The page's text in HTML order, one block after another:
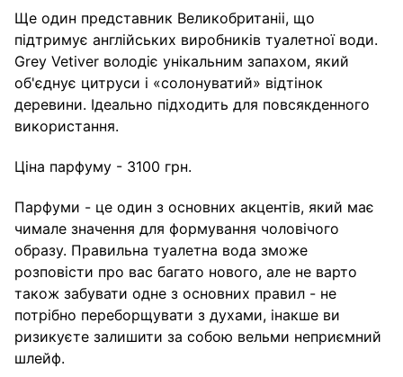
Ще один представник Великобританіі, що
підтримує англійських виробників туалетної води.
Grey Vetiver володіє унікальним запахом, який
об'єднує цитруси і «солонуватий» відтінок
деревини. Ідеально підходить для повсякденного
використання.
Ціна парфуму - 3100 грн.
Парфуми - це один з основних акцентів, який має
чимале значення для формування чоловічого
образу. Правильна туалетна вода зможе
розповісти про вас багато нового, але не варто
також забувати одне з основних правил - не
потрібно переборщувати з духами, інакше ви
ризикуєте залишити за собою вельми неприємний
шлейф.